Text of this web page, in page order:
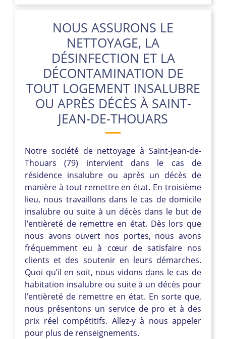
NOUS ASSURONS LE
NETTOYAGE, LA
DÉSINFECTION ET LA
DÉCONTAMINATION DE
TOUT LOGEMENT INSALUBRE
OU APRÈS DÉCÈS À SAINT-
JEAN-DE-THOUARS
Notre société de nettoyage à Saint-Jean-de-
Thouars (79) intervient dans le cas de
résidence insalubre ou après un décès de
manière à tout remettre en état. En troisième
lieu, nous travaillons dans le cas de domicile
insalubre ou suite à un décès dans le but de
l’entièreté de remettre en état. Dès lors que
nous avons ouvert nos portes, nous avons
fréquemment eu à cœur de satisfaire nos
clients et des soutenir en leurs démarches.
Quoi qu’il en soit, nous vidons dans le cas de
habitation insalubre ou suite à un décès pour
l’entièreté de remettre en état. En sorte que,
nous présentons un service de pro et à des
prix réel compétitifs. Allez-y à nous appeler
pour plus de renseignements.